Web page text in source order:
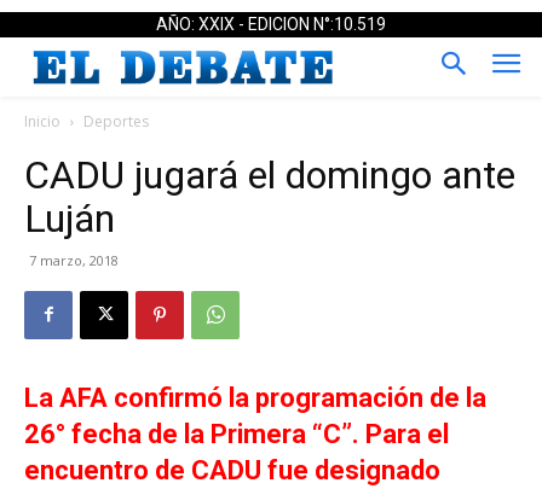
AÑO: XXIX - EDICION N°:10.519
Inicio Deportes
CADU jugará el domingo ante
Luján
7 marzo, 2018
La AFA confirmó la programación de la
26° fecha de la Primera “C”. Para el
encuentro de CADU fue designado